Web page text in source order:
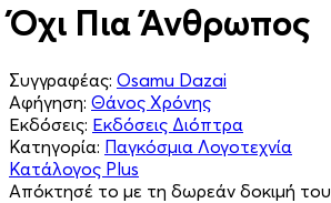
Όχι Πια Άνθρωπος
Συγγραφέας: Osamu Dazai
Αφήγηση: Θάνος Χρόνης
Εκδόσεις: Εκδόσεις Διόπτρα
Κατηγορία: Παγκόσμια Λογοτεχνία
Κατάλογος Plus
Απόκτησέ το με τη δωρεάν δοκιμή του